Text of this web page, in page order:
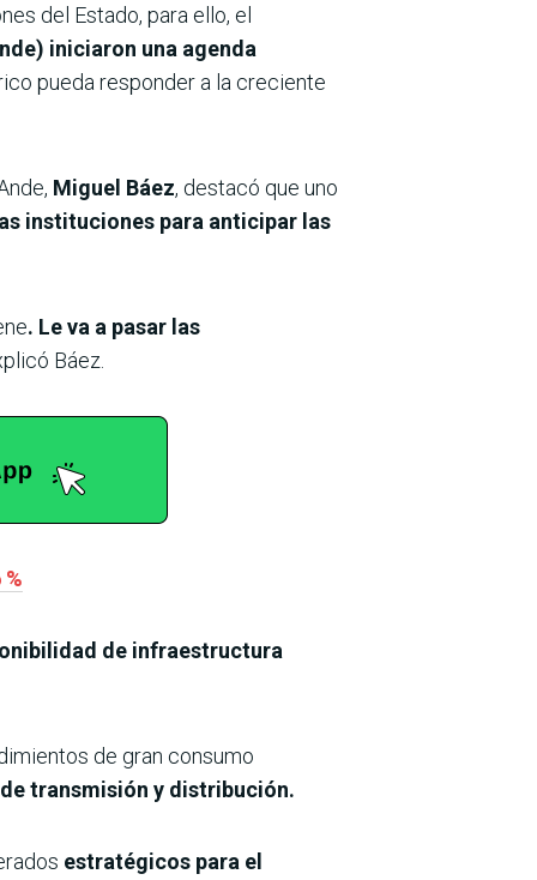
del Estado, para ello, el
iniciaron una agenda
pueda responder a la creciente
Miguel Báez, destacó que uno
instituciones para anticipar las
. Le va a pasar las
Báez.
de infraestructura
de gran consumo
transmisión y distribución.
estratégicos para el